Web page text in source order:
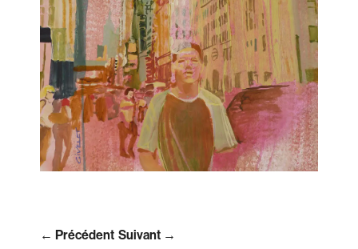
← Précédent Suivant →